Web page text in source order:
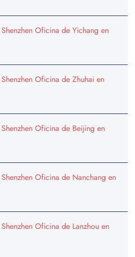
Oficina de Yichang en
Oficina de Zhuhai en
Oficina de Beijing en
Oficina de Nanchang en
Oficina de Lanzhou en